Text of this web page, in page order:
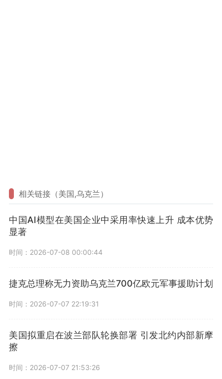
相关链接（美国,乌克兰）
中国AI模型在美国企业中采用率快速上升 成本优势
显著
时间：2026-07-08 00:00:44
捷克总理称无力资助乌克兰700亿欧元军事援助计划
时间：2026-07-07 22:19:31
美国拟重启在波兰部队轮换部署 引发北约内部新摩
擦
时间：2026-07-07 21:53:26